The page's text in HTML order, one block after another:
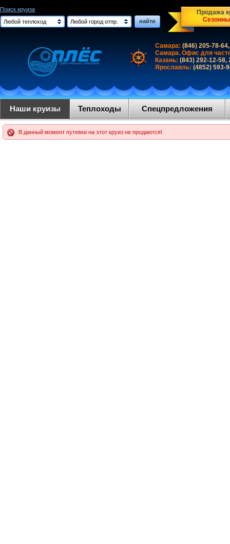
Поиск круиза
Любой теплоход
Любой город отпр. найти
Продажа
Самара: (846) 205-78-
Самара. Офис для
Казань: (843) 292-12-58,
Ярославль: (4852) 593-
Наши круизы Теплоходы Спецпредложения
В данный момент путевки на этот круиз не продаются!